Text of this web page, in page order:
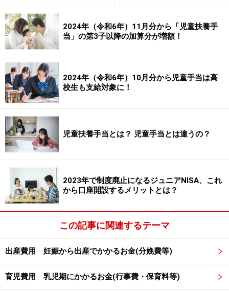
■もし、小春さんが再婚したら？
4話で父親違いの妹が、姉の小春さんに「再婚すればい
いのに」と言っていましたが……。再婚すると、小春さん
がたとえ遺族年金をもらっていても失権します。ひとり
親ではなくなるので、児童扶養手当も児童育成手当も受
給の権利がなくなるでしょう。
次のページ
助ける制度も確認しましょう。
※記事内容は執筆時点のものです。最新の内容をご確認くださ
い。
本記事の内容は一般的な情報提供を目的としており、特定の金融
商品や投資行動を推奨するものではありません。
投資や資産運用に関する最終的なご判断はご自身の責任において
が、その内容を保証するものではなく、これに基づく損失・損害
の公式情報をご確認ください。
1/2
2024年（令和6年）11月分から「児童扶養手
当」の第3子以降の加算分が増額！
2024年（令和6年）10月分から児童手当は高
校生も支給対象に！
児童扶養手当とは？ 児童手当とは違うの？
2023年で制度廃止になるジュニアNISA、これ
から口座開設するメリットとは？
この記事に関連するテーマ
出産費用 妊娠から出産でかかるお金(分娩費等)
育児費用 乳児期にかかるお金(行事費・保育料等)